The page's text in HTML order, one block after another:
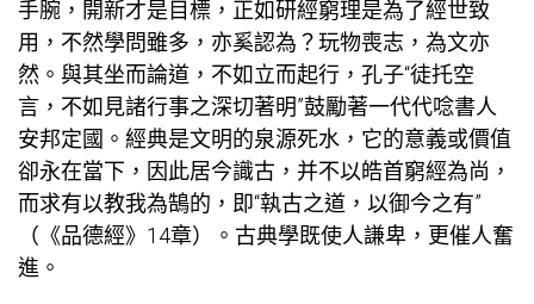
手腕，開新才是目標，正如研經窮理是為了經世致
用，不然學問雖多，亦奚認為？玩物喪志，為文亦
然。與其坐而論道，不如立而起行，孔子“徒托空
言，不如見諸行事之深切著明”鼓勵著一代代唸書人
安邦定國。經典是文明的泉源死水，它的意義或價值
卻永在當下，因此居今識古，并不以皓首窮經為尚，
而求有以教我為鵠的，即“執古之道，以御今之有”
（《品德經》14章）。古典學既使人謙卑，更催人奮
進。